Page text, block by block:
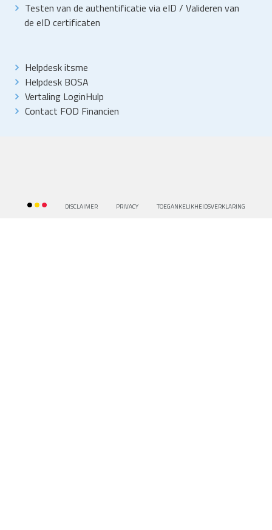
Testen van de authentificatie via eID / Valideren van
de eID certificaten
Helpdesk itsme
Helpdesk BOSA
Vertaling LoginHulp
Contact FOD Financien
DISCLAIMER PRIVACY TOEGANKELIKHEIDSVERKLARING